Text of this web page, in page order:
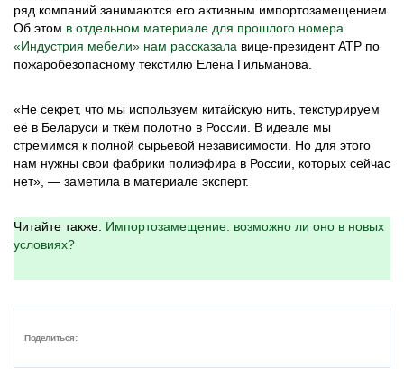
ряд компаний занимаются его активным импортозамещением.
Об этом в отдельном материале для прошлого номера
«Индустрия мебели» нам рассказала вице-президент АТР по
пожаробезопасному текстилю Елена Гильманова.
«Не секрет, что мы используем китайскую нить, текстурируем
её в Беларуси и ткём полотно в России. В идеале мы
стремимся к полной сырьевой независимости. Но для этого
нам нужны свои фабрики полиэфира в России, которых сейчас
нет», — заметила в материале эксперт.
Читайте также: Импортозамещение: возможно ли оно в новых
условиях?
Поделиться: